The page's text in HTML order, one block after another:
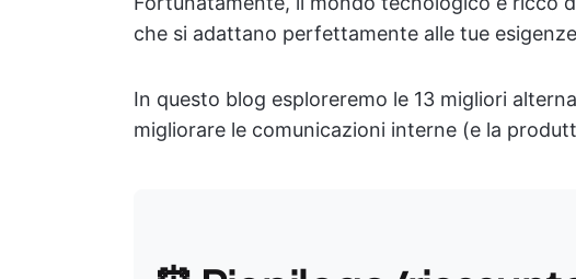
che si adattano perfettamente alle tue
In questo blog esploreremo le 13 migliori
migliorare le comunicazioni interne (e la